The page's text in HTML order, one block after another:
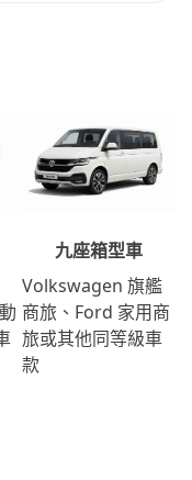
九座箱型車
Volkswagen 旗艦
商旅、Ford 家用商
旅或其他同等級車
款